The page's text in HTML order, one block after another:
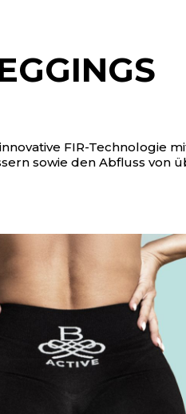
FIR-Technologie
sowie den Abfluss von